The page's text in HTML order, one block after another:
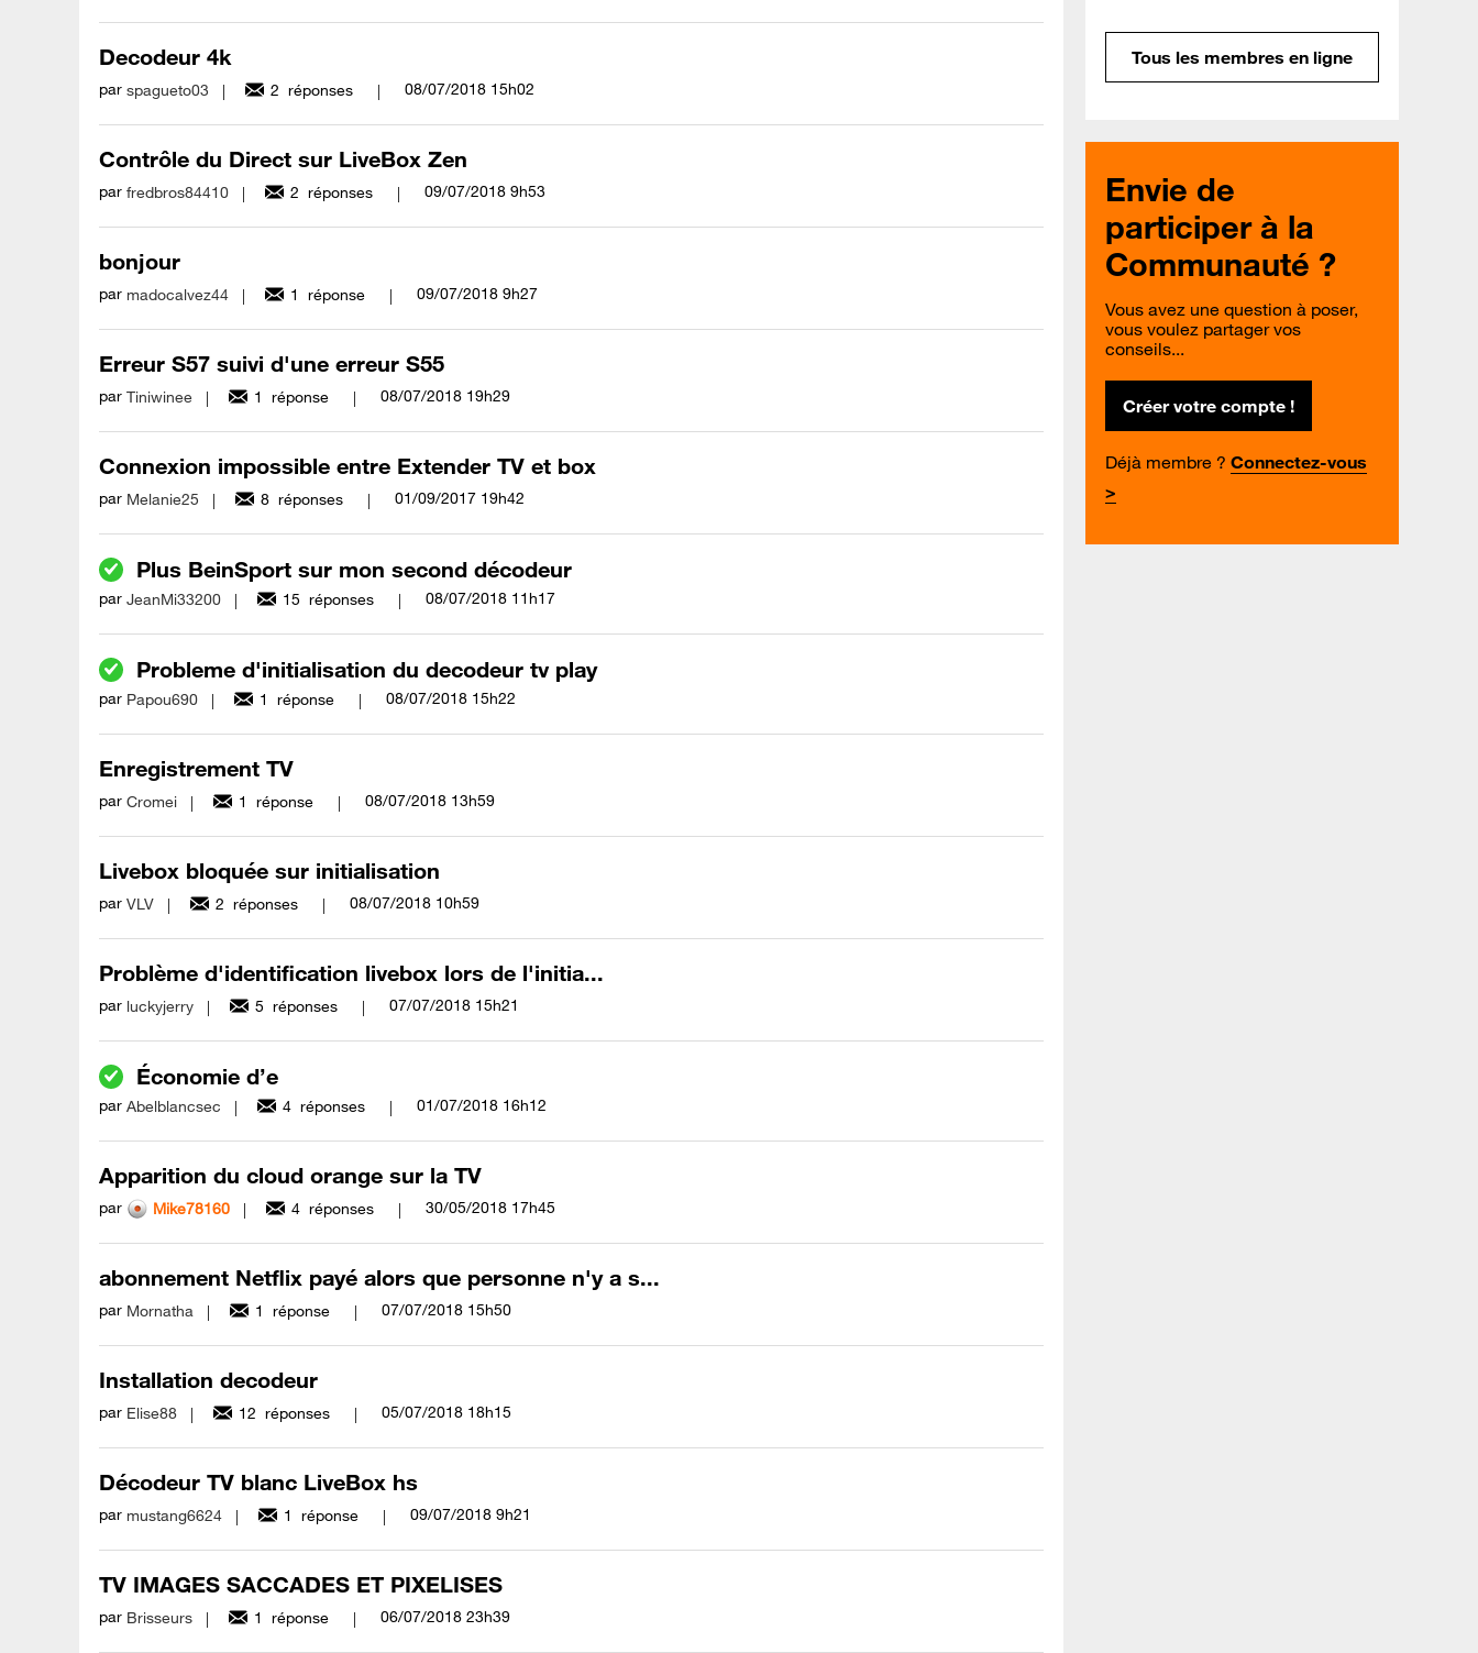
Decodeur 4k
par spagueto03 2 réponses ‎08/07/2018 15h02
Contrôle du Direct sur LiveBox Zen
par fredbros84410 2 réponses ‎09/07/2018 9h53
bonjour
par madocalvez44 1 réponse ‎09/07/2018 9h27
Erreur S57 suivi d'une erreur S55
par Tiniwinee 1 réponse ‎08/07/2018 19h29
Connexion impossible entre Extender TV et box
par Melanie25 8 réponses ‎01/09/2017 19h42
Plus BeinSport sur mon second décodeur
par JeanMi33200 15 réponses ‎08/07/2018 11h17
Probleme d'initialisation du decodeur tv play
par Papou690 1 réponse ‎08/07/2018 15h22
Enregistrement TV
par Cromei 1 réponse ‎08/07/2018 13h59
Livebox bloquée sur initialisation
par VLV 2 réponses ‎08/07/2018 10h59
Problème d'identification livebox lors de l'initia...
par luckyjerry 5 réponses ‎07/07/2018 15h21
Économie d’e
par Abelblancsec 4 réponses ‎01/07/2018 16h12
Apparition du cloud orange sur la TV
par Mike78160 4 réponses ‎30/05/2018 17h45
abonnement Netflix payé alors que personne n'y a s...
par Mornatha 1 réponse ‎07/07/2018 15h50
Installation decodeur
par Elise88 12 réponses ‎05/07/2018 18h15
Décodeur TV blanc LiveBox hs
par mustang6624 1 réponse ‎09/07/2018 9h21
TV IMAGES SACCADES ET PIXELISES
par Brisseurs 1 réponse ‎06/07/2018 23h39
Tous les membres en ligne
Envie de
participer à la
Communauté ?
Vous avez une question à poser,
vous voulez partager vos
conseils...
Créer votre compte !
Déjà membre ? Connectez-vous
>